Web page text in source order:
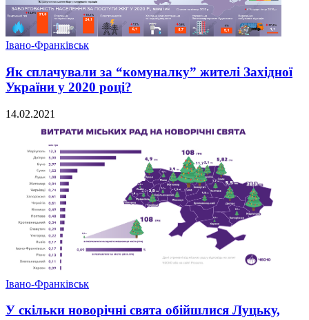
Івано-Франківськ
Як сплачували за “комуналку” жителі Західної
України у 2020 році?
14.02.2021
Івано-Франківськ
У скільки новорічні свята обійшлися Луцьку,